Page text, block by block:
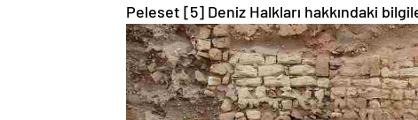
Peleset [5] Deniz Halkları hakkındaki